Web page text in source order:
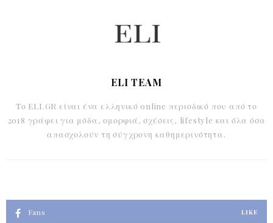
ELI TEAM
Το ELI.GR είναι ένα ελληνικό online περιοδικό που από το
2018 γράφει για μόδα, ομορφιά, σχέσεις, lifestyle και όλα όσα
απασχολούν τη σύγχρονη καθημερινότητα.
Fans LIKE